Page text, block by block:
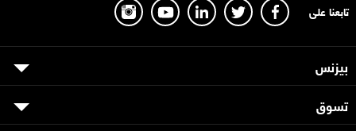
تابعنا على
بيزنس
تسوق